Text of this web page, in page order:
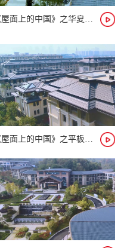
《屋面上的中国》之华夏青瓦案例
《屋面上的中国》之平板瓦案例